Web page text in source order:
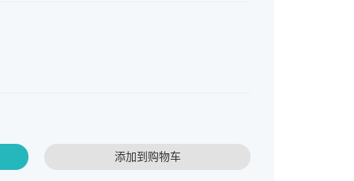
添加到购物车